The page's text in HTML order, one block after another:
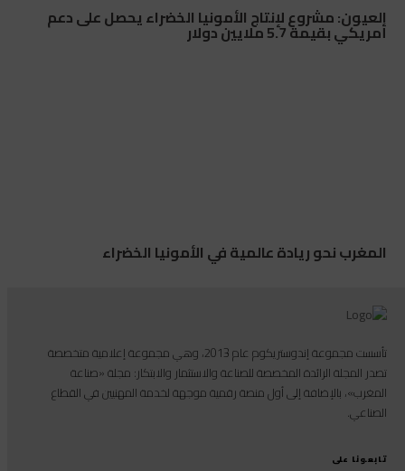
العيون: مشروع لإنتاج الأمونيا الخضراء يحصل على دعم
أمريكي بقيمة 5.7 ملايين دولار
المغرب نحو ريادة عالمية في الأمونيا الخضراء
تأسست مجموعة إندوستريكوم عام 2013، وهي مجموعة إعلامية متخصصة
تصدر المجلة الرائدة المخصصة للصناعة والاستثمار والابتكار: مجلة «صناعة
المغرب»، بالإضافة إلى أول منصة رقمية موجهة لخدمة المهنيين في القطاع
الصناعي.
تابعونا على